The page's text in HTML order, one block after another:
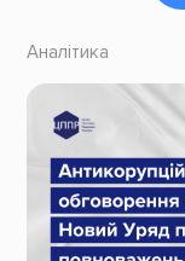
Аналітика